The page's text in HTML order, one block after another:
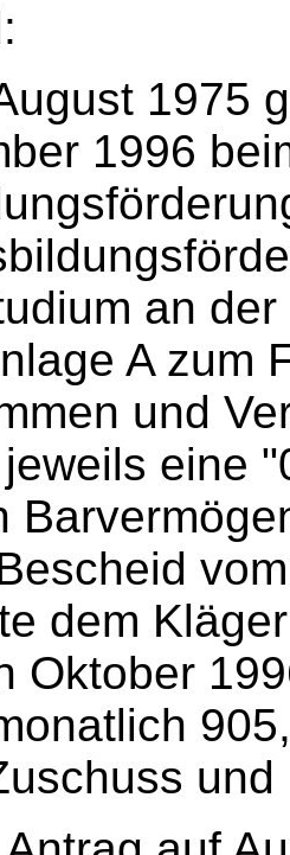
1975
1996
an
A zum
und
eine
dem
Oktober
und